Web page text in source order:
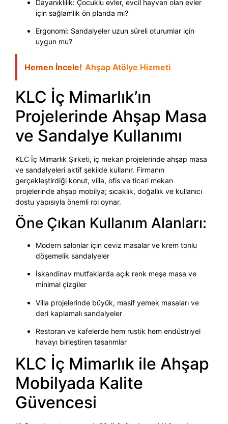
Dayanıklılık: Çocuklu evler, evcil hayvan olan evler
için sağlamlık ön planda mı?
Ergonomi: Sandalyeler uzun süreli oturumlar için
uygun mu?
Hemen İncele! Ahşap Atölye Hizmeti
KLC İç Mimarlık’ın
Projelerinde Ahşap Masa
ve Sandalye Kullanımı
KLC İç Mimarlık Şirketi, iç mekan projelerinde ahşap masa
ve sandalyeleri aktif şekilde kullanır. Firmanın
gerçekleştirdiği konut, villa, ofis ve ticari mekan
projelerinde ahşap mobilya; sıcaklık, doğallık ve kullanıcı
dostu yapısıyla önemli rol oynar.
Öne Çıkan Kullanım Alanları:
Modern salonlar için ceviz masalar ve krem tonlu
döşemelik sandalyeler
İskandinav mutfaklarda açık renk meşe masa ve
minimal çizgiler
Villa projelerinde büyük, masif yemek masaları ve
deri kaplamalı sandalyeler
Restoran ve kafelerde hem rustik hem endüstriyel
havayı birleştiren tasarımlar
KLC İç Mimarlık ile Ahşap
Mobilyada Kalite
Güvencesi